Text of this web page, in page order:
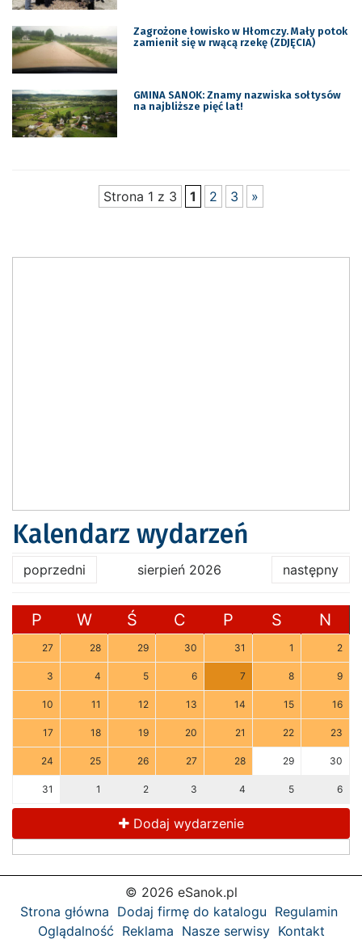
Zagrożone łowisko w Hłomczy. Mały potok
zamienił się w rwącą rzekę (ZDJĘCIA)
GMINA SANOK: Znamy nazwiska sołtysów
na najbliższe pięć lat!
Strona 1 z 3 1 2 3 »
Kalendarz wydarzeń
poprzedni sierpień 2026 następny
P W Ś C P S N
27 28 29 30 31 1 2
3 4 5 6 7 8 9
10 11 12 13 14 15 16
17 18 19 20 21 22 23
24 25 26 27 28 29 30
31 1 2 3 4 5 6
Dodaj wydarzenie
© 2026 eSanok.pl
Strona główna Dodaj firmę do katalogu Regulamin
Oglądalność Reklama Nasze serwisy Kontakt